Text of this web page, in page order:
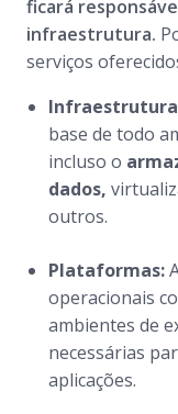
ficará
infraestrutura.
serviços
base de todo
incluso o
dados,
outros.
Plataformas:
operacionais
ambientes de
necessárias
aplicações.